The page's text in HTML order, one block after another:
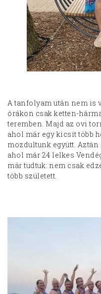
A tanfolyam után nem is
órákon csak ketten-
teremben. Majd az ovi
ahol már egy kicsit több
mozdultunk együtt.
ahol már 24 lelkes
már tudtuk: nem csak
több született.